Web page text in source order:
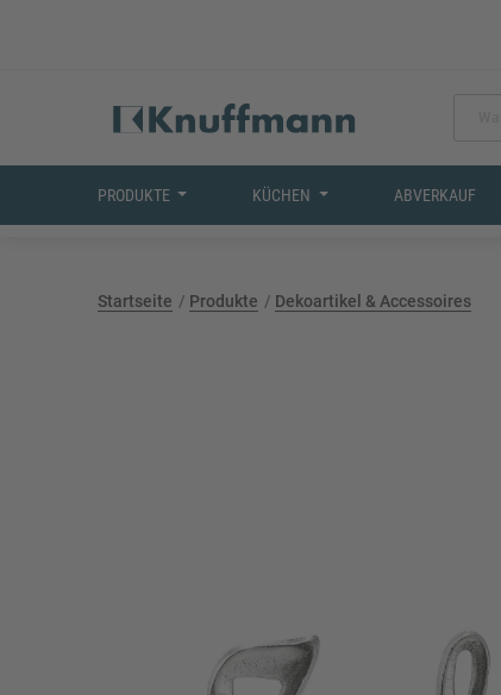
PRODUKTE KÜCHEN ABVERKAUF
Startseite Produkte Dekoartikel & Accessoires